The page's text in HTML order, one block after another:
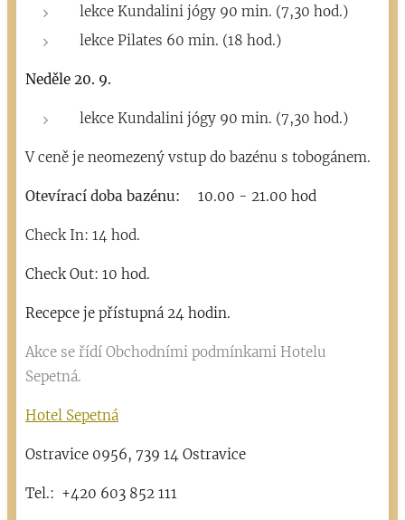
lekce Kundalini jógy 90 min. (7,30 hod.)
lekce Pilates 60 min. (18 hod.)
Neděle 20. 9.
lekce Kundalini jógy 90 min. (7,30 hod.)
V ceně je neomezený vstup do bazénu s tobogánem.
Otevírací doba bazénu: 10.00 - 21.00 hod
Check In: 14 hod.
Check Out: 10 hod.
Recepce je přístupná 24 hodin.
Akce se řídí Obchodními podmínkami Hotelu
Sepetná.
Hotel Sepetná
Ostravice 0956, 739 14 Ostravice
Tel.: +420 603 852 111